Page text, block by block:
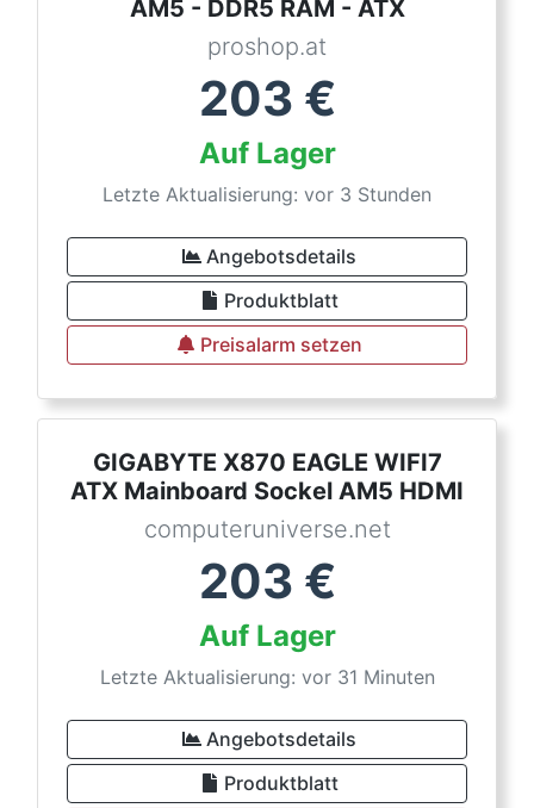
AM5 - DDR5 RAM - ATX
proshop.at
203 €
Auf Lager
Letzte Aktualisierung: vor 3 Stunden
Angebotsdetails
Produktblatt
Preisalarm setzen
GIGABYTE X870 EAGLE WIFI7
ATX Mainboard Sockel AM5 HDMI
computeruniverse.net
203 €
Auf Lager
Letzte Aktualisierung: vor 31 Minuten
Angebotsdetails
Produktblatt